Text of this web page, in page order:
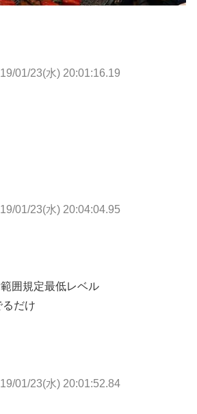
01/23(水) 20:01:16.19
01/23(水) 20:04:04.95
囲規定最低レベル
だけ
01/23(水) 20:01:52.84